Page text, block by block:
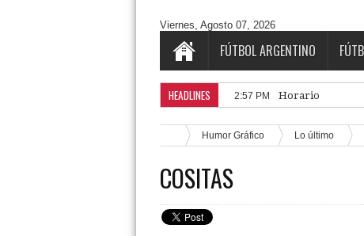
Viernes, Agosto 07, 2026
FÚTBOL ARGENTINO
HEADLINES 2:57 PM Horarios de la
Humor Gráfico Lo último
COSITAS